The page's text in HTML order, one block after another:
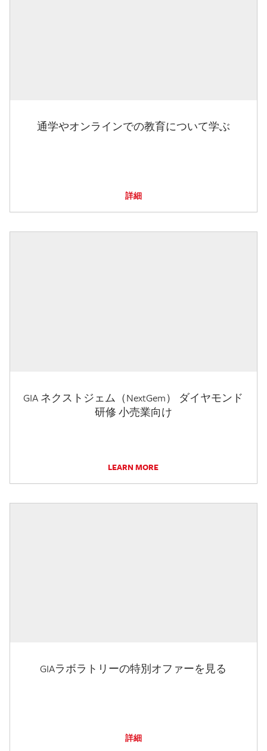
通学やオンラインでの教育について学ぶ
詳細
GIA ネクストジェム（NextGem） ダイヤモンド
研修 小売業向け
LEARN MORE
GIAラボラトリーの特別オファーを見る
詳細